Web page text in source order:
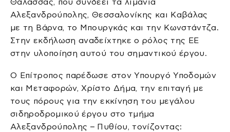
Αλεξανδρούπολης, Θεσσαλονίκης και Καβάλας
με τη Βάρνα, το Μπουργκάς και την Κωνστάντζα.
Στην εκδήλωση αναδείχτηκε ο ρόλος της ΕΕ
στην υλοποίηση αυτού του σημαντικού έργου.
Ο Επίτροπος παρέδωσε στον Υπουργό Υποδομών
και Μεταφορών, Χρίστο Δήμα, την επιταγή με
τους πόρους για την εκκίνηση του μεγάλου
σιδηροδρομικού έργου στο τμήμα
Αλεξανδρούπολης – Πυθίου, τονίζοντας: